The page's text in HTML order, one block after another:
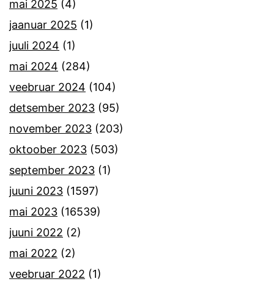
mai 2025 (4)
jaanuar 2025 (1)
juuli 2024 (1)
mai 2024 (284)
veebruar 2024 (104)
detsember 2023 (95)
november 2023 (203)
oktoober 2023 (503)
september 2023 (1)
juuni 2023 (1597)
mai 2023 (16539)
juuni 2022 (2)
mai 2022 (2)
veebruar 2022 (1)